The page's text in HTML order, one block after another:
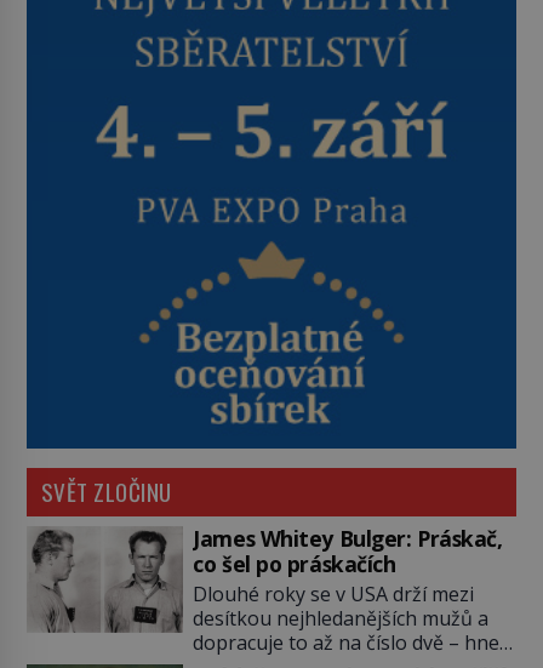
SVĚT ZLOČINU
James Whitey Bulger: Práskač,
co šel po práskačích
Dlouhé roky se v USA drží mezi
desítkou nejhledanějších mužů a
dopracuje to až na číslo dvě – hned